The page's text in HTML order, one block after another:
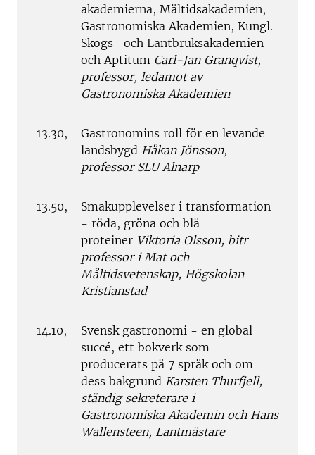
akademierna, Måltidsakademien,
Gastronomiska Akademien, Kungl.
Skogs- och Lantbruksakademien
och Aptitum Carl-Jan Granqvist,
professor, ledamot av
Gastronomiska Akademien
13.30,
Gastronomins roll för en levande
landsbygd Håkan Jönsson,
professor SLU Alnarp
13.50,
Smakupplevelser i transformation
- röda, gröna och blå
proteiner Viktoria Olsson, bitr
professor i Mat och
Måltidsvetenskap, Högskolan
Kristianstad
14.10,
Svensk gastronomi - en global
succé, ett bokverk som
producerats på 7 språk och om
dess bakgrund Karsten Thurfjell,
ständig sekreterare i
Gastronomiska Akademin och Hans
Wallensteen, Lantmästare